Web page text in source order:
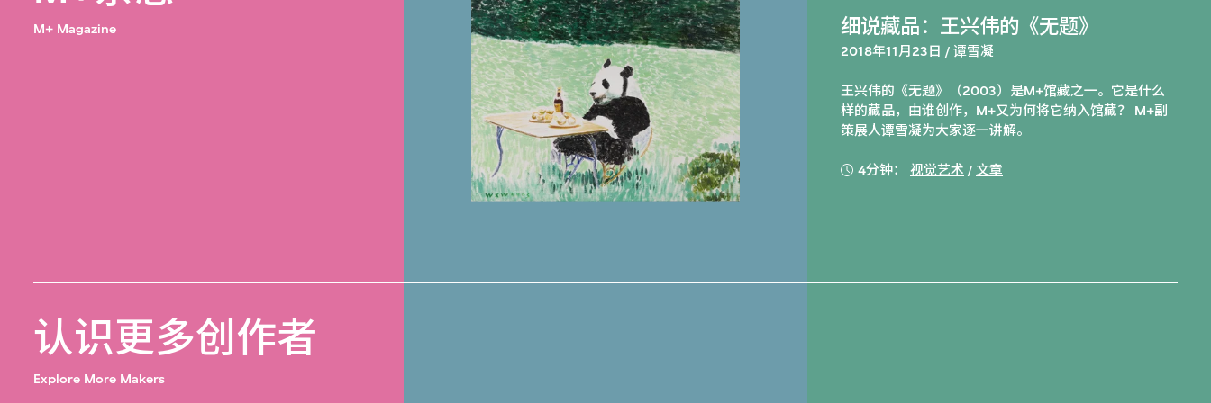
M+ Magazine 细说藏品：王兴伟的《无题》
2018年11月23日 / 谭雪凝
王兴伟的《无题》（2003）是M+馆藏之一。它是什么
样的藏品，由谁创作，M+又为何将它纳入馆藏？ M+副
策展人谭雪凝为大家逐一讲解。
4分钟： 视觉艺术 / 文章
认识更多创作者
Explore More Makers